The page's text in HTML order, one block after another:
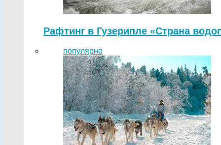
Рафтинг в Гузерипле «Страна
популярно